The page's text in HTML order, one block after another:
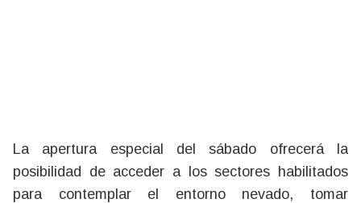
La apertura especial del sábado ofrecerá la
posibilidad de acceder a los sectores habilitados
para contemplar el entorno nevado, tomar